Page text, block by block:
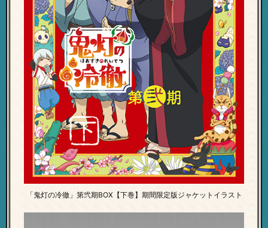
「鬼灯の冷徹」第弐期BOX【下巻】 期間限定版ジャケットイラスト